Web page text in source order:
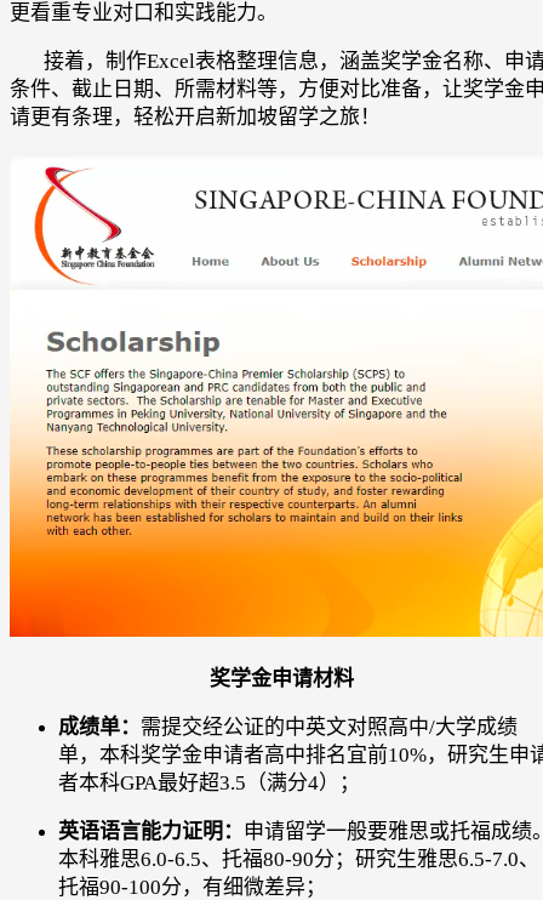
更看重专业对口和实践能力。
接着，制作Excel表格整理信息，涵盖奖学金名称、申
条件、截止日期、所需材料等，方便对比准备，让奖学金
请更有条理，轻松开启新加坡留学之旅！
奖学金申请材料
成绩单： 需提交经公证的中英文对照高中/大学成绩
单，本科奖学金申请者高中排名宜前10%，研究生申
者本科GPA最好超3.5（满分4）；
英语语言能力证明： 申请留学一般要雅思或托福成绩
本科雅思6.0-6.5、托福80-90分；研究生雅思6.5-7.0、
托福90-100分，有细微差异；